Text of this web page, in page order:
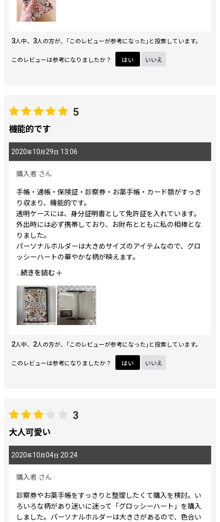
3人中、 3人の方が、｢このレビューが参考になった｣と投票しています。
このレビューは参考になりましたか？ はい いいえ
5
機能的です
2020年10月 29 日 13:06
購入者 さん
手帳・通帳・保険証・診察券・お薬手帳・カード類がすっき
り収まり、機能的です。
透明ケースには、身分証明書として免許証を入れています。
外出時には必ず携帯しており、お財布とともに私の相棒とな
りました。
パーソナルホルダーは大きめサイズのアイテムなので、グロ
ッシーハートの華やかな柄が映えます。
繊細なデザインと色入れにうっとりです。
続きを読む
2人中、 2人の方が、｢このレビューが参考になった｣と投票しています。
このレビューは参考になりましたか？ はい いいえ
3
大人可愛い
2020年10月 04 日 20:24
購入者 さん
診察券やお薬手帳をすっきりと整理したくて購入を検討。い
ろいろな柄があり迷いに迷って「グロッシーハート」を購入
しました。パーソナルホルダーは大きさがあるので、色合い